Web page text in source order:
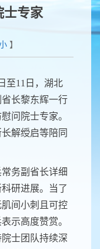
士专家
】
至11日，湖北
长黎东辉一行
问院士专家。
解绶启等陪同
务副省长详细
研进展。
当了
间小刺 且可控
示高度赞赏。
士团队持续深